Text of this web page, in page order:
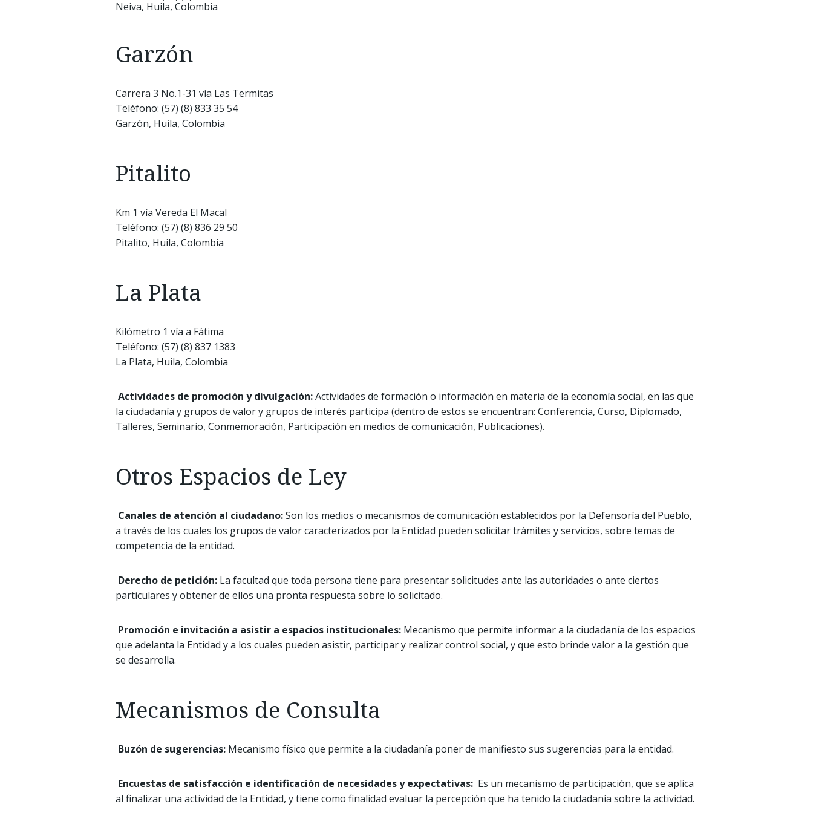
Neiva, Huila, Colombia
Garzón
Carrera 3 No.1-31 vía Las Termitas
Teléfono: (57) (8) 833 35 54
Garzón, Huila, Colombia
Pitalito
Km 1 vía Vereda El Macal
Teléfono: (57) (8) 836 29 50
Pitalito, Huila, Colombia
La Plata
Kilómetro 1 vía a Fátima
Teléfono: (57) (8) 837 1383
La Plata, Huila, Colombia
Actividades de promoción y divulgación:Actividades de formación o información en materia de la economía social, en las que
la ciudadanía y grupos de valor y grupos de interés participa (dentro de estos se encuentran: Conferencia, Curso, Diplomado,
Talleres, Seminario, Conmemoración, Participación en medios de comunicación, Publicaciones).
Otros Espacios de Ley
Canales de atención al ciudadano:Son los medios o mecanismos de comunicación establecidos por la Defensoría del Pueblo,
a través de los cuales los grupos de valor caracterizados por la Entidad pueden solicitar trámites y servicios, sobre temas de
competencia de la entidad.
Derecho de petición: La facultad que toda persona tiene para presentar solicitudes ante las autoridades o ante ciertos
particulares y obtener de ellos una pronta respuesta sobre lo solicitado.
Promoción e invitación a asistir a espacios institucionales: Mecanismo que permite informar a la ciudadanía de los espacios
que adelanta la Entidad y a los cuales pueden asistir, participar y realizar control social, y que esto brinde valor a la gestión que
se desarrolla.
Mecanismos de Consulta
Buzón de sugerencias: Mecanismo físico que permite a la ciudadanía poner de manifiesto sus sugerencias para la entidad.
Encuestas de satisfacción e identificación de necesidades y expectativas: Es un mecanismo de participación, que se aplica
al finalizar una actividad de la Entidad, y tiene como finalidad evaluar la percepción que ha tenido la ciudadanía sobre la actividad.